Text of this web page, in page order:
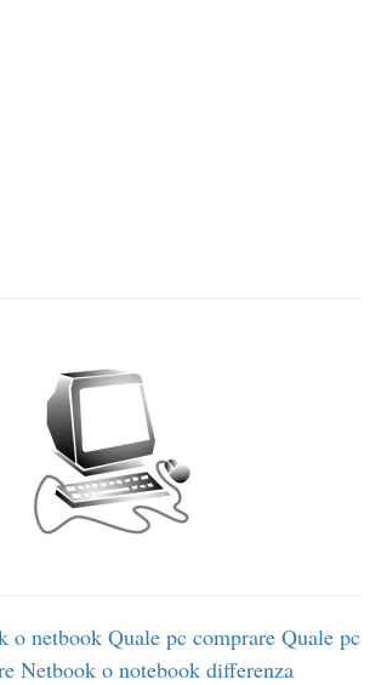
o netbook Quale pc comprare Quale pc
Netbook o notebook differenza